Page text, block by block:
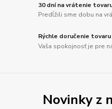
30 dní na vrátenie
Predĺžili sme dobu na
Rýchle doručenie tovaru
Vaša spokojnosť je pre
Novinky z